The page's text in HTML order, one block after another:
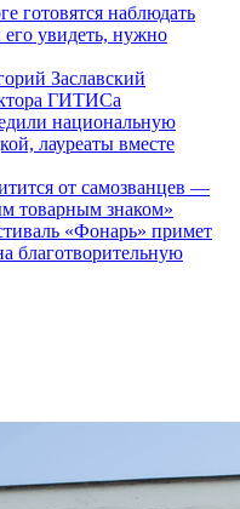
готовятся наблюдать
увидеть, нужно
Заславский
ГИТИСа
национальную
лауреаты вместе
от самозванцев —
товарным знаком»
«Фонарь» примет
благотворительную